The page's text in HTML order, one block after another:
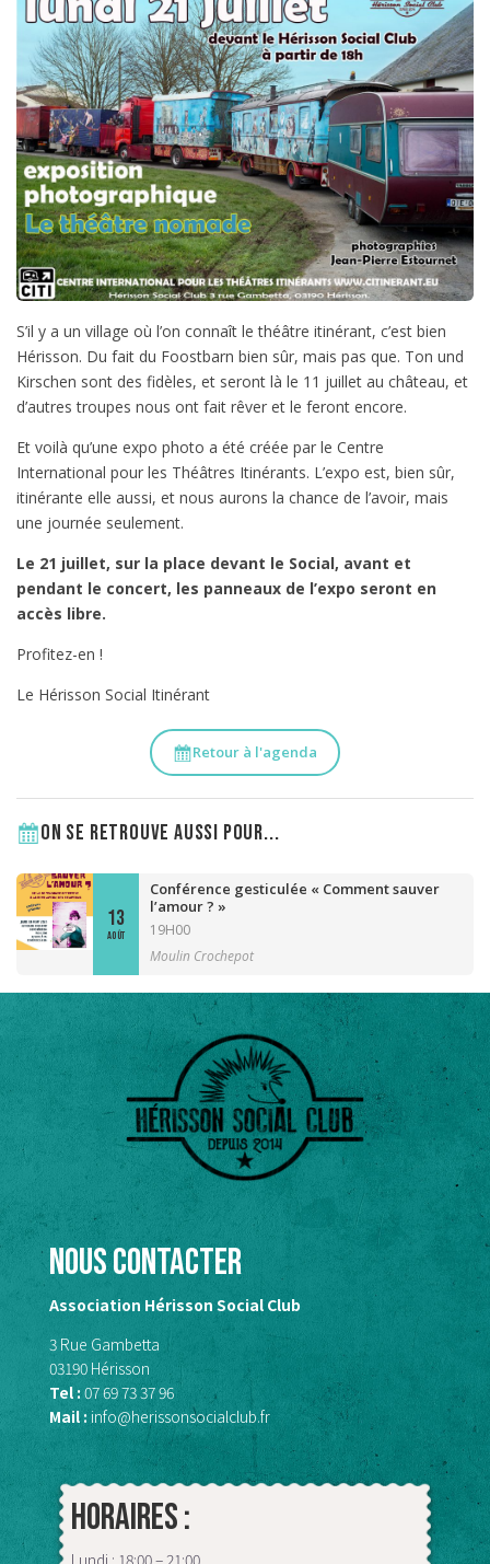
S’il y a un village où l’on connaît le théâtre itinérant, c’est bien
Hérisson. Du fait du Foostbarn bien sûr, mais pas que. Ton und
Kirschen sont des fidèles, et seront là le 11 juillet au château, et
d’autres troupes nous ont fait rêver et le feront encore.
Et voilà qu’une expo photo a été créée par le Centre
International pour les Théâtres Itinérants. L’expo est, bien sûr,
itinérante elle aussi, et nous aurons la chance de l’avoir, mais
une journée seulement.
Le 21 juillet, sur la place devant le Social, avant et
pendant le concert, les panneaux de l’expo seront en
accès libre.
Profitez-en !
Le Hérisson Social Itinérant
Retour à l'agenda
On se retrouve aussi pour...
13
AOÛT
Conférence gesticulée « Comment sauver
l’amour ? »
19H00
Moulin Crochepot
Nous contacter
Association Hérisson Social Club
3 Rue Gambetta
03190 Hérisson
Tel :07 69 73 37 96
Mail : info@herissonsocialclub.fr
Horaires :
Lundi : 18:00 – 21:00